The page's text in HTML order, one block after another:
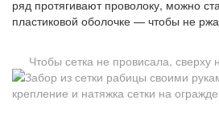
ряд протягивают проволоку, можно
пластиковой оболочке — чтобы не
Чтобы сетка не провисала, сверху